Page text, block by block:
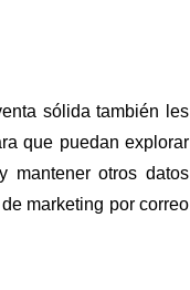
sólida también les
que puedan explorar
mantener otros datos
marketing por correo